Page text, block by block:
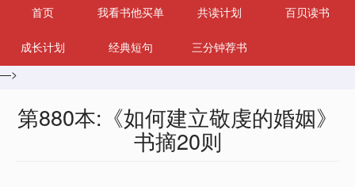
首页
我看书他买单 共读计划 百贝读书
成长计划 经典短句
三分钟荐书
—>
第880本:《如何建立敬虔的婚姻》
书摘20则